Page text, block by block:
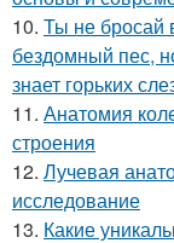
10. Ты не бросай
бездомный пес,
знает горьких
11. Анатомия
строения
12. Лучевая
исследование
13. Какие